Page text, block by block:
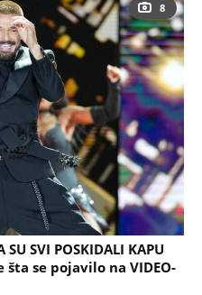
8
SU SVI POSKIDALI KAPU
šta se pojavilo na VIDEO-